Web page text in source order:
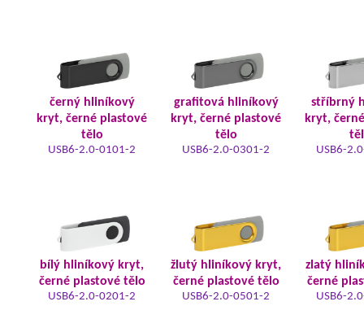
černý hliníkový
kryt, černé plastové
tělo
USB6-2.0-0101-2
grafitová hliníkový
kryt, černé plastové
tělo
USB6-2.0-0301-2
stříbrný
kryt,
USB6-
bílý hliníkový kryt,
černé plastové tělo
USB6-2.0-0201-2
žlutý hliníkový kryt,
černé plastové tělo
USB6-2.0-0501-2
zlatý
černé
USB6-